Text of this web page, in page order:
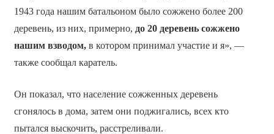
1943 года нашим батальоном было сожжено более 200
деревень, из них, примерно, до 20 деревень сожжено
нашим взводом,в котором принимал участие и я», —
также сообщал каратель.
Он показал, что население сожженных деревень
сгонялось в дома, затем они поджигались, всех кто
пытался выскочить, расстреливали.